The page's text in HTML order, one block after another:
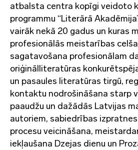
atbalsta centra kopīgi veidoto
programmu “Literārā
vairāk nekā 20 gadus un kuras
profesionālās meistarības
sagatavošana profesionālam
oriģinālliteratūras
un pasaules literatūras tirgū,
kontaktu nodrošināšana starp
paaudžu un dažādās Latvijas
autoriem, sabiedrības
procesu veicināšana,
iekļaušana Dzejas dienu un